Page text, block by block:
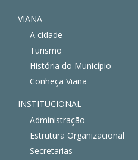
VIANA
A cidade
Turismo
História do Município
Conheça Viana
INSTITUCIONAL
Administração
Estrutura Organizacional
Secretarias